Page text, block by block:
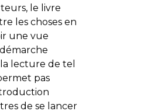
le livre
les choses en
une vue
lecture de tel
pas
de se lancer